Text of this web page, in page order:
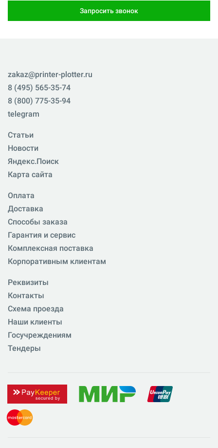
Запросить звонок
zakaz@printer-plotter.ru
8 (495) 565-35-74
8 (800) 775-35-94
telegram
Статьи
Новости
Яндекс.Поиск
Карта сайта
Оплата
Доставка
Способы заказа
Гарантия и сервис
Комплексная поставка
Корпоративным клиентам
Реквизиты
Контакты
Схема проезда
Наши клиенты
Госучреждениям
Тендеры